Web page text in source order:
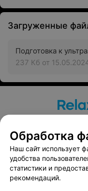
Загруженные
Подготовка к
237 Кб от
Вакансии
Публичный
Обработка
Наш сайт использует
удобства
статистики и
рекомендаций.